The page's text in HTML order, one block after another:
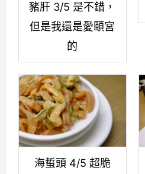
豬肝 3/5 是不錯，
但是我還是愛頤宮
的
海蜇頭 4/5 超脆